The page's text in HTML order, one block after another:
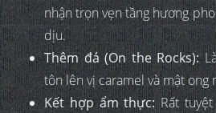
nhận trọn vẹn tầng hương
dịu.
Thêm đá (On the Rocks):
tôn lên vị caramel và mật ong
Kết hợp ẩm thực:Rất